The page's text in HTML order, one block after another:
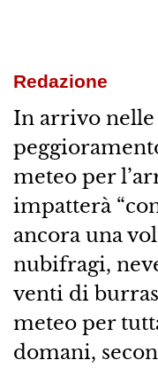
Redazione
In arrivo
meteo per
impatterà
ancora una
nubifragi,
venti di
meteo per
domani,